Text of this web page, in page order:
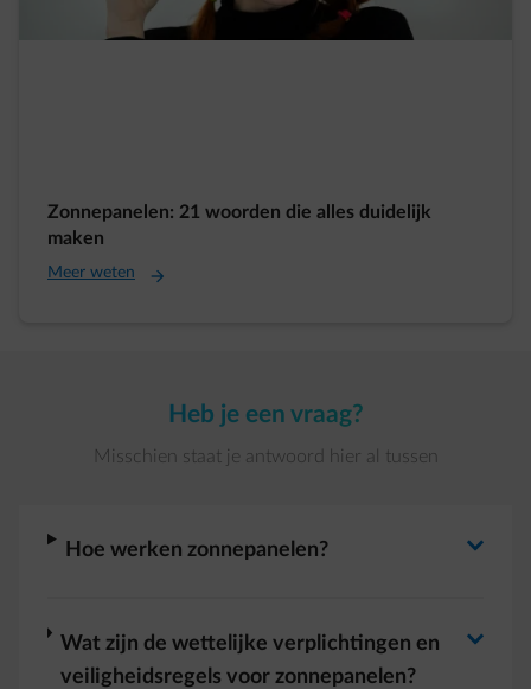
Zonnepanelen: 21 woorden die alles duidelijk
maken
Meer weten
Heb je een vraag?
Misschien staat je antwoord hier al tussen
Hoe werken zonnepanelen? Antwoord wisselen
arrow-right
Wat zijn de wettelijke verplichtingen en
veiligheidsregels voor zonnepanelen?
arrow-right